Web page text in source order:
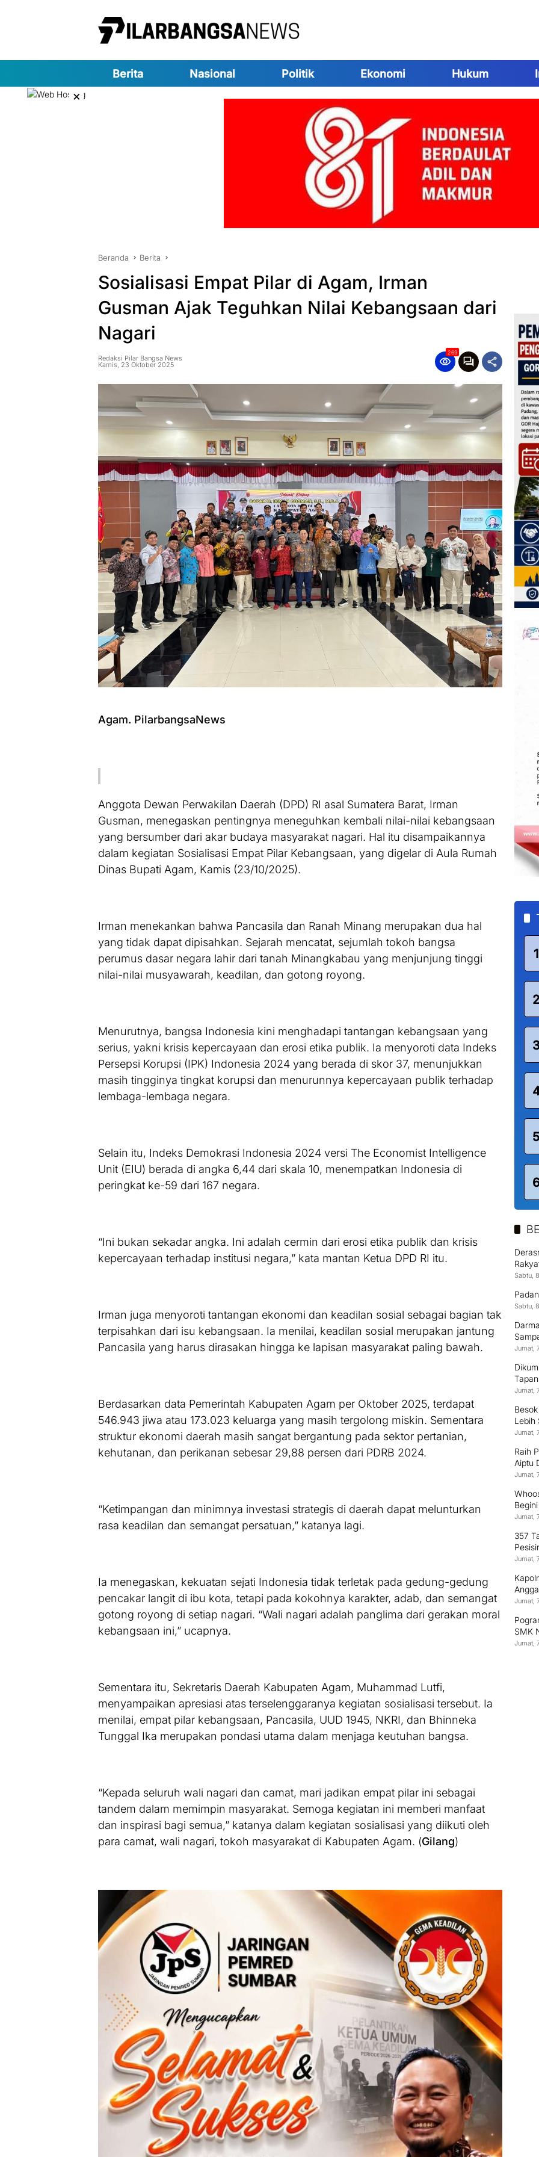
Berita Nasional Politik Ekonomi Hukum
×
Beranda Berita
Sosialisasi Empat Pilar di Agam, Irman
Gusman Ajak Teguhkan Nilai Kebangsaan dari
Nagari
Redaksi Pilar Bangsa News
Kamis, 23 Oktober 2025
269
Agam. PilarbangsaNews
Anggota Dewan Perwakilan Daerah (DPD) RI asal Sumatera Barat, Irman
Gusman, menegaskan pentingnya meneguhkan kembali nilai-nilai kebangsaan
yang bersumber dari akar budaya masyarakat nagari. Hal itu disampaikannya
dalam kegiatan Sosialisasi Empat Pilar Kebangsaan, yang digelar di Aula Rumah
Dinas Bupati Agam, Kamis (23/10/2025).
Irman menekankan bahwa Pancasila dan Ranah Minang merupakan dua hal
yang tidak dapat dipisahkan. Sejarah mencatat, sejumlah tokoh bangsa
perumus dasar negara lahir dari tanah Minangkabau yang menjunjung tinggi
nilai-nilai musyawarah, keadilan, dan gotong royong.
Menurutnya, bangsa Indonesia kini menghadapi tantangan kebangsaan yang
serius, yakni krisis kepercayaan dan erosi etika publik. Ia menyoroti data Indeks
Persepsi Korupsi (IPK) Indonesia 2024 yang berada di skor 37, menunjukkan
masih tingginya tingkat korupsi dan menurunnya kepercayaan publik terhadap
lembaga-lembaga negara.
Selain itu, Indeks Demokrasi Indonesia 2024 versi The Economist Intelligence
Unit (EIU) berada di angka 6,44 dari skala 10, menempatkan Indonesia di
peringkat ke-59 dari 167 negara.
“Ini bukan sekadar angka. Ini adalah cermin dari erosi etika publik dan krisis
kepercayaan terhadap institusi negara,” kata mantan Ketua DPD RI itu.
Irman juga menyoroti tantangan ekonomi dan keadilan sosial sebagai bagian tak
terpisahkan dari isu kebangsaan. Ia menilai, keadilan sosial merupakan jantung
Pancasila yang harus dirasakan hingga ke lapisan masyarakat paling bawah.
Berdasarkan data Pemerintah Kabupaten Agam per Oktober 2025, terdapat
546.943 jiwa atau 173.023 keluarga yang masih tergolong miskin. Sementara
struktur ekonomi daerah masih sangat bergantung pada sektor pertanian,
kehutanan, dan perikanan sebesar 29,88 persen dari PDRB 2024.
“Ketimpangan dan minimnya investasi strategis di daerah dapat melunturkan
rasa keadilan dan semangat persatuan,” katanya lagi.
Ia menegaskan, kekuatan sejati Indonesia tidak terletak pada gedung-gedung
pencakar langit di ibu kota, tetapi pada kokohnya karakter, adab, dan semangat
gotong royong di setiap nagari. “Wali nagari adalah panglima dari gerakan moral
kebangsaan ini,” ucapnya.
Sementara itu, Sekretaris Daerah Kabupaten Agam, Muhammad Lutfi,
menyampaikan apresiasi atas terselenggaranya kegiatan sosialisasi tersebut. Ia
menilai, empat pilar kebangsaan, Pancasila, UUD 1945, NKRI, dan Bhinneka
Tunggal Ika merupakan pondasi utama dalam menjaga keutuhan bangsa.
“Kepada seluruh wali nagari dan camat, mari jadikan empat pilar ini sebagai
tandem dalam memimpin masyarakat. Semoga kegiatan ini memberi manfaat
dan inspirasi bagi semua,” katanya dalam kegiatan sosialisasi yang diikuti oleh
para camat, wali nagari, tokoh masyarakat di Kabupaten Agam. (Gilang)
1
2
5
Sabtu,
Sabtu,
Jumat,
Jumat,
Lebih
Jumat,
Raih
Aiptu
Terus
Jumat,
Jumat,
357
Jumat,
Jumat,
SMK
Jumat,